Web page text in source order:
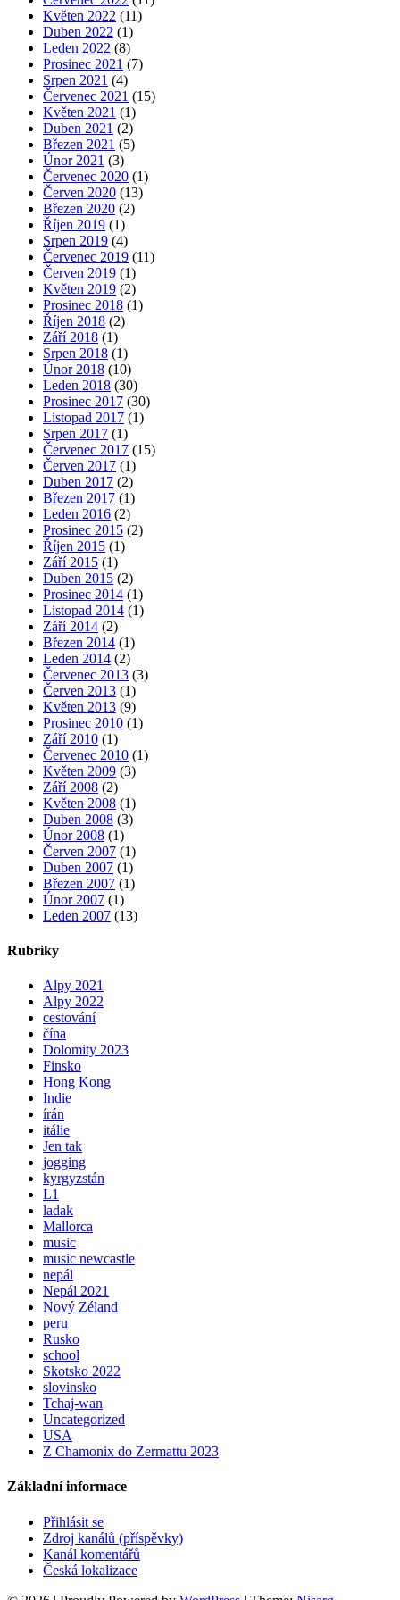
Květen 2022 (11)
Duben 2022 (1)
Leden 2022 (8)
Prosinec 2021 (7)
Srpen 2021 (4)
Červenec 2021 (15)
Květen 2021 (1)
Duben 2021 (2)
Březen 2021 (5)
Únor 2021 (3)
Červenec 2020 (1)
Červen 2020 (13)
Březen 2020 (2)
Říjen 2019 (1)
Srpen 2019 (4)
Červenec 2019 (11)
Červen 2019 (1)
Květen 2019 (2)
Prosinec 2018 (1)
Říjen 2018 (2)
Září 2018 (1)
Srpen 2018 (1)
Únor 2018 (10)
Leden 2018 (30)
Prosinec 2017 (30)
Listopad 2017 (1)
Srpen 2017 (1)
Červenec 2017 (15)
Červen 2017 (1)
Duben 2017 (2)
Březen 2017 (1)
Leden 2016 (2)
Prosinec 2015 (2)
Říjen 2015 (1)
Září 2015 (1)
Duben 2015 (2)
Prosinec 2014 (1)
Listopad 2014 (1)
Září 2014 (2)
Březen 2014 (1)
Leden 2014 (2)
Červenec 2013 (3)
Červen 2013 (1)
Květen 2013 (9)
Prosinec 2010 (1)
Září 2010 (1)
Červenec 2010 (1)
Květen 2009 (3)
Září 2008 (2)
Květen 2008 (1)
Duben 2008 (3)
Únor 2008 (1)
Červen 2007 (1)
Duben 2007 (1)
Březen 2007 (1)
Únor 2007 (1)
Leden 2007 (13)
Rubriky
Alpy 2021
Alpy 2022
cestování
čína
Dolomity 2023
Finsko
Hong Kong
Indie
írán
itálie
Jen tak
jogging
kyrgyzstán
L1
ladak
Mallorca
music
music newcastle
nepál
Nepál 2021
Nový Zéland
peru
Rusko
school
Skotsko 2022
slovinsko
Tchaj-wan
Uncategorized
USA
Z Chamonix do Zermattu 2023
Základní informace
Přihlásit se
Zdroj kanálů (příspěvky)
Kanál komentářů
Česká lokalizace